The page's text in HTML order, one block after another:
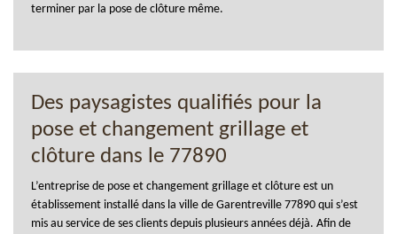
terminer par la pose de clôture même.
Des paysagistes qualifiés pour la
pose et changement grillage et
clôture dans le 77890
L’entreprise de pose et changement grillage et clôture est un
établissement installé dans la ville de Garentreville 77890 qui s’est
mis au service de ses clients depuis plusieurs années déjà. Afin de